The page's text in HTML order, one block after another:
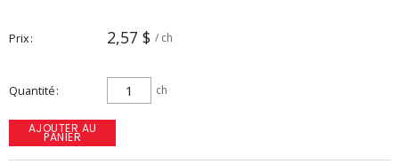
Prix 2,57 $ / ch
Quantité ch
AJOUTER AU
PANIER